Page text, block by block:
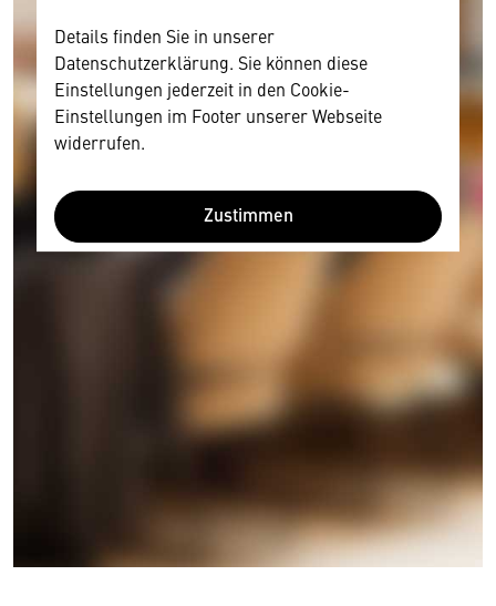
Details finden Sie in unserer
Datenschutzerklärung. Sie können diese
Einstellungen jederzeit in den Cookie-
Einstellungen im Footer unserer Webseite
widerrufen.
Zustimmen